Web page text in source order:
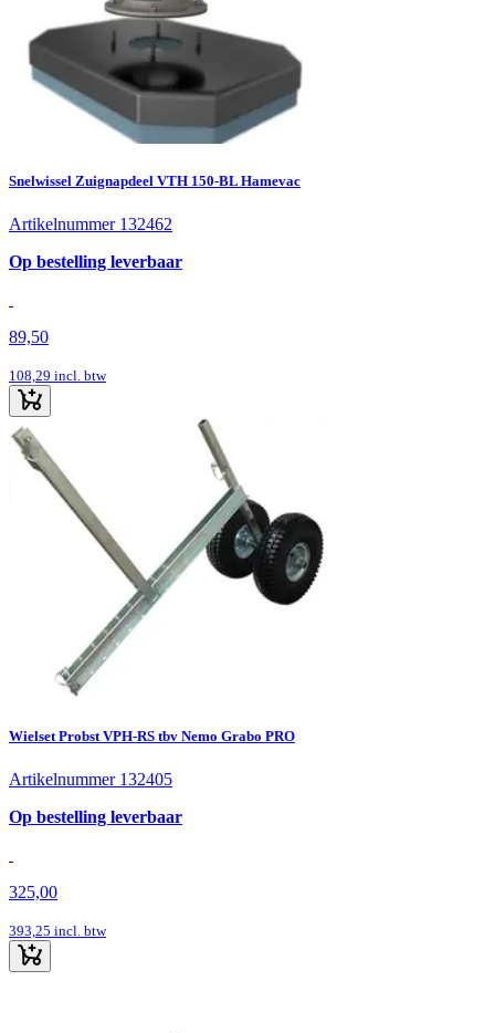
Snelwissel Zuignapdeel VTH 150-BL Hamevac
Artikelnummer 132462
Op bestelling leverbaar
89,50
108,29 incl. btw
Wielset Probst VPH-RS tbv Nemo Grabo PRO
Artikelnummer 132405
Op bestelling leverbaar
325,00
393,25 incl. btw